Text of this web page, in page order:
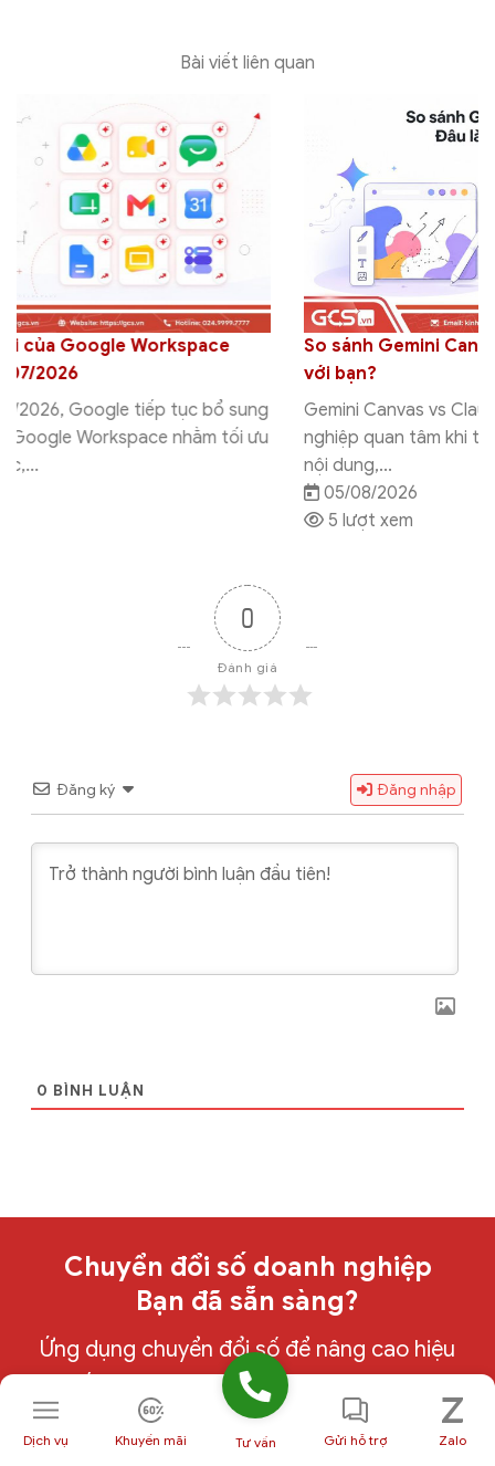
Bài viết liên quan
So sánh Gemini Canvas vs Claude: Đâu là AI phù hợp
với bạn?
Gemini Canvas vs Claude được nhiều cá nhân và doanh
nghiệp quan tâm khi tìm kiếm một công cụ AI hỗ trợ viết
nội dung,...
0
Đánh giá
Đăng ký Đăng nhập
0 BÌNH LUẬN
Chuyển đổi số doanh nghiệp
Bạn đã sẵn sàng?
Ứng dụng chuyển đổi số để nâng cao hiệu
suất và sinh lời nhanh chóng với GCS -
Thương hiệu thuộc HVN Group
Dịch vụ Khuyến mãi Tư vấn Gửi hỗ trợ Zalo